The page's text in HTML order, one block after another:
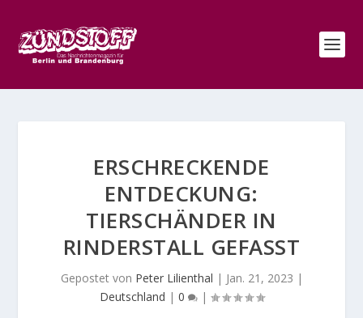
ERSCHRECKENDE
ENTDECKUNG:
TIERSCHÄNDER IN
RINDERSTALL GEFASST
Gepostet von Peter Lilienthal | Jan. 21, 2023 |
Deutschland | 0 |